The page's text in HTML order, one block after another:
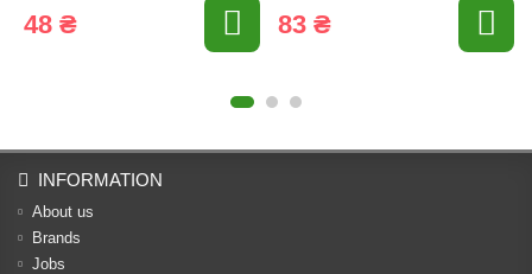
48 ₴ 83 ₴
INFORMATION
About us
Brands
Jobs